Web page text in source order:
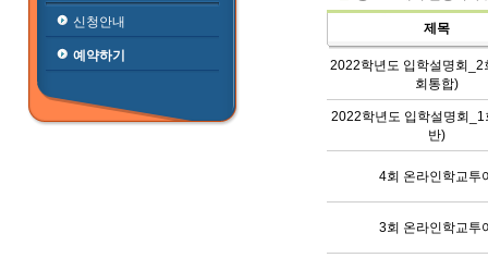
신청안내
예약하기
제목
2022학년도 입학설명회_2
회통합)
2022학년도 입학설명회_1
반)
4회 온라인학교투
3회 온라인학교투